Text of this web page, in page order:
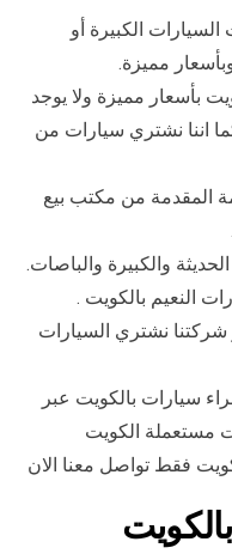
الكبيرة أو
مميزة.
بأسعار مميزة ولا يوجد
اننا نشتري سيارات من
المقدمة من مكتب بيع
والكبيرة والباصات.
النعيم بالكويت .
شركتنا نشتري السيارات
سيارات بالكويت عبر
مستعملة الكويت
فقط تواصل معنا الان